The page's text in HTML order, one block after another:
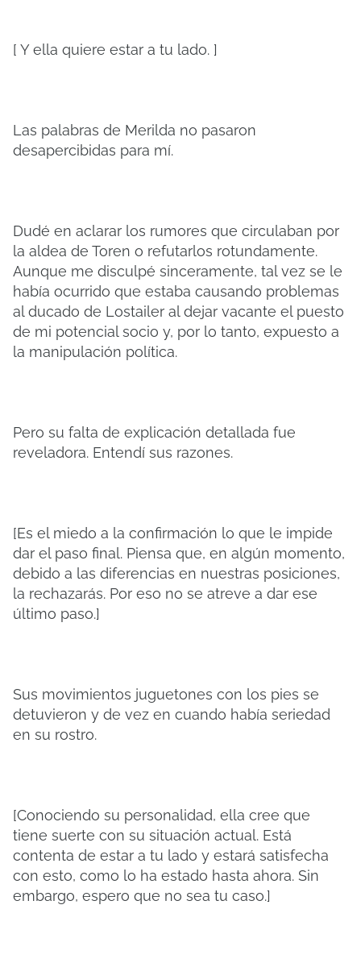
[ Y ella quiere estar a tu lado. ]
Las palabras de Merilda no pasaron
desapercibidas para mí.
Dudé en aclarar los rumores que circulaban por
la aldea de Toren o refutarlos rotundamente.
Aunque me disculpé sinceramente, tal vez se le
había ocurrido que estaba causando problemas
al ducado de Lostailer al dejar vacante el puesto
de mi potencial socio y, por lo tanto, expuesto a
la manipulación política.
Pero su falta de explicación detallada fue
reveladora. Entendí sus razones.
[Es el miedo a la confirmación lo que le impide
dar el paso final. Piensa que, en algún momento,
debido a las diferencias en nuestras posiciones,
la rechazarás. Por eso no se atreve a dar ese
último paso.]
Sus movimientos juguetones con los pies se
detuvieron y de vez en cuando había seriedad
en su rostro.
[Conociendo su personalidad, ella cree que
tiene suerte con su situación actual. Está
contenta de estar a tu lado y estará satisfecha
con esto, como lo ha estado hasta ahora. Sin
embargo, espero que no sea tu caso.]